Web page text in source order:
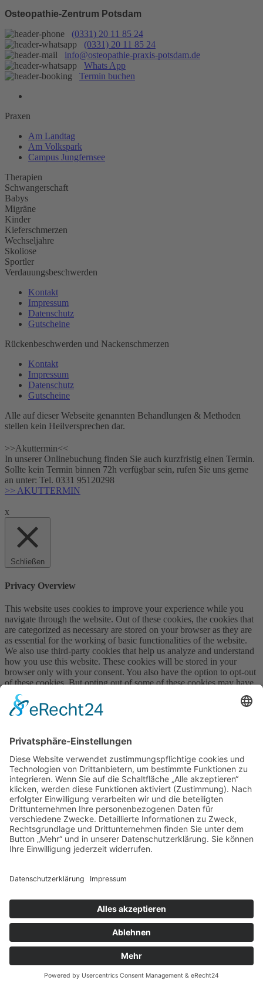
Osteopathie-Zentrum Potsdam
(0331) 20 11 85 24
(0331) 20 11 85 24
info@osteopathie-praxis-potsdam.de
Whats App
Termin buchen
Praxen
Am Landtag
Am Volkspark
Campus Jungfernsee
Therapien
Schwangerschaft
Babys
Migräne
Kinder
Kieferschmerzen
Wechseljahre
Skoliose
Sportler
Verdauungsbeschwerden
Kontakt
Impressum
Datenschutz
Gutscheine
Rückenbeschwerden und Nackenschmerzen
Kontakt
Impressum
Datenschutz
Gutscheine
Alle auf dieser Webseite genannten Behandlungen & Methoden
stellen kein Heilversprechen dar.
>>Akuttermin<<
In unserer Onlinebuchung finden Sie auch kurzfristig einen Termin.
Sollte kein Termin binnen 72h verfügbar sein, rufen Sie uns gerne
an unter: Tel. ‎0331 95120298
>> AKUTTERMIN
x
Schließen
Privacy Overview
This website uses cookies to improve your experience while you
navigate through the website. Out of these cookies, the cookies that
are categorized as necessary are stored on your browser as they are
as essential for the working of basic functionalities of the website.
We also use third-party cookies that help us analyze and understand
how you use this website. These cookies will be stored in your
browser only with your consent. You also have the option to opt-out
of these cookies. But opting out of some of these cookies may have
an effect on your browsing experience.
Necessary
Necessary
Necessary cookies are absolutely essential for the website to
function properly. This category only includes cookies that ensures
basic functionalities and security features of the website. These
cookies do not store any personal information.
SPEICHERN & AKZEPTIEREN
Diese Website verwendet zustimmungspflichtige cookies und
Technologien von Drittanbietern, um bestimmte Funktionen zu
integrieren. Wenn Sie auf die Schaltfläche „Alle akzeptieren“
klicken, werden diese Funktionen aktiviert (Zustimmung).
Nach erfolgter Einwilligung verarbeiten wir und die beteiligten
Drittunternehmen Ihre personenbezogenen Daten für
Rechtsgrundlage und Drittunternehmen finden Sie unter dem
Button „Mehr“ und in unserer Datenschutzerklärung. Sie
ABLEHNEN AKZEPTIEREN MEHR
Impressum | Datenschutzerklärung